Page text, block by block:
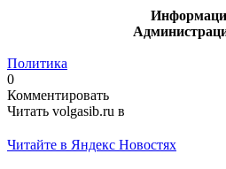
Политика
0
Комментировать
Читать volgasib.ru в
Читайте в Яндекс Новостях